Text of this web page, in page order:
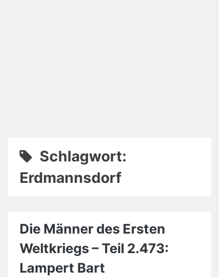
Schlagwort:
Erdmannsdorf
Die Männer des Ersten
Weltkriegs – Teil 2.473:
Lampert Bart